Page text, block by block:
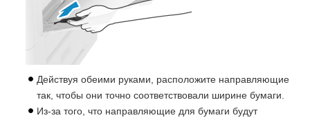
Действуя обеими руками, расположите направляющие
так, чтобы они точно соответствовали ширине бумаги.
Из-за того, что направляющие для бумаги будут